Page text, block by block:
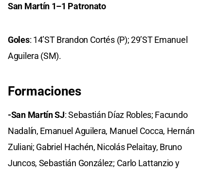
San Martín 1–1 Patronato
Goles: 14’ST Brandon Cortés (P); 29’ST Emanuel
Aguilera (SM).
Formaciones
-San Martín SJ: Sebastián Díaz Robles; Facundo
Nadalín, Emanuel Aguilera, Manuel Cocca, Hernán
Zuliani; Gabriel Hachén, Nicolás Pelaitay, Bruno
Juncos, Sebastián González; Carlo Lattanzio y